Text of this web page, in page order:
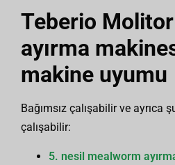
Teberio
ayırma
makine uyumu
Bağımsız çalışabilir ve ayrıca
çalışabilir:
5. nesil mealworm